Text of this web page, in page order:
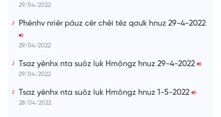
29/04/2022
Phênhv nriêr pâuz cêr chêi têz qơưk hnuz 29-4-2022
29/04/2022
Tsaz yênhx nta suôz luk Hmôngz hnuz 29-4-2022
29/04/2022
Tsaz yênhx nta suôz luk Hmôngz hnuz 1-5-2022
28/04/2022